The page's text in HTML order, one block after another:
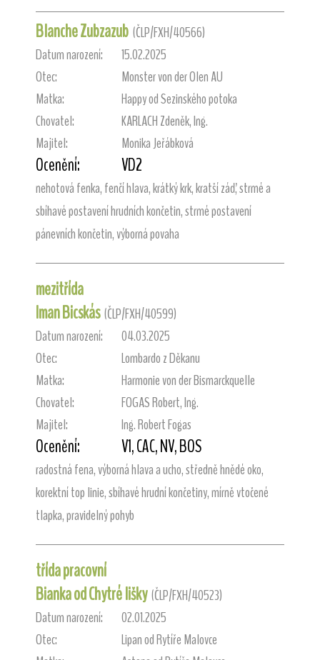
Blanche Zubzazub (ČLP/FXH/40566)
Datum narození:
15.02.2025
Otec:
Monster von der Olen AU
Matka:
Happy od Sezinského potoka
Chovatel:
KARLACH Zdeněk, Ing.
Majitel:
Monika Jeřábková
Ocenění: VD2
nehotová fenka, fenčí hlava, krátký krk, kratší záď, strmé a
sbíhavé postavení hrudních končetin, strmé postavení
pánevních končetin, výborná povaha
mezitřída
Iman Bicskás (ČLP/FXH/40599)
Datum narození:
04.03.2025
Otec:
Lombardo z Děkanu
Matka:
Harmonie von der Bismarckquelle
Chovatel:
FOGAS Robert, Ing.
Majitel:
Ing. Robert Fogas
Ocenění: V1, CAC, NV, BOS
radostná fena, výborná hlava a ucho, středně hnědé oko,
korektní top linie, sbíhavé hrudní končetiny, mírně vtočené
tlapka, pravidelný pohyb
třída pracovní
Bianka od Chytré lišky (ČLP/FXH/40523)
Datum narození:
02.01.2025
Otec:
Lipan od Rytíře Malovce